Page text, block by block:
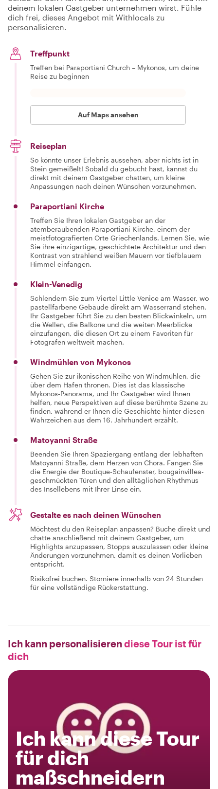
deinem lokalen Gastgeber unternehmen wirst. Fühle
dich frei, dieses Angebot mit Withlocals zu
personalisieren.
Treffpunkt
Treffen bei Paraportiani Church – Mykonos, um deine
Reise zu beginnen
Auf Maps ansehen
Reiseplan
So könnte unser Erlebnis aussehen, aber nichts ist in
Stein gemeißelt! Sobald du gebucht hast, kannst du
direkt mit deinem Gastgeber chatten, um kleine
Anpassungen nach deinen Wünschen vorzunehmen.
Paraportiani Kirche
Treffen Sie Ihren lokalen Gastgeber an der
atemberaubenden Paraportiani-Kirche, einem der
meistfotografierten Orte Griechenlands. Lernen Sie, wie
Sie ihre einzigartige, geschichtete Architektur und den
Kontrast von strahlend weißen Mauern vor tiefblauem
Himmel einfangen.
Klein-Venedig
Schlendern Sie zum Viertel Little Venice am Wasser, wo
pastellfarbene Gebäude direkt am Wasserrand stehen.
Ihr Gastgeber führt Sie zu den besten Blickwinkeln, um
die Wellen, die Balkone und die weiten Meerblicke
einzufangen, die diesen Ort zu einem Favoriten für
Fotografen weltweit machen.
Windmühlen von Mykonos
Gehen Sie zur ikonischen Reihe von Windmühlen, die
über dem Hafen thronen. Dies ist das klassische
Mykonos-Panorama, und Ihr Gastgeber wird Ihnen
helfen, neue Perspektiven auf diese berühmte Szene zu
finden, während er Ihnen die Geschichte hinter diesen
Wahrzeichen aus dem 16. Jahrhundert erzählt.
Matoyanni Straße
Beenden Sie Ihren Spaziergang entlang der lebhaften
Matoyanni Straße, dem Herzen von Chora. Fangen Sie
die Energie der Boutique-Schaufenster, bougainvillea-
geschmückten Türen und den alltäglichen Rhythmus
des Insellebens mit Ihrer Linse ein.
Gestalte es nach deinen Wünschen
Möchtest du den Reiseplan anpassen? Buche direkt und
chatte anschließend mit deinem Gastgeber, um
Highlights anzupassen, Stopps auszulassen oder kleine
Änderungen vorzunehmen, damit es deinen Vorlieben
entspricht.
Risikofrei buchen. Storniere innerhalb von 24 Stunden
für eine vollständige Rückerstattung.
Ich kann personalisieren diese Tour ist für
dich
Ich kann diese Tour
für dich
maßschneidern